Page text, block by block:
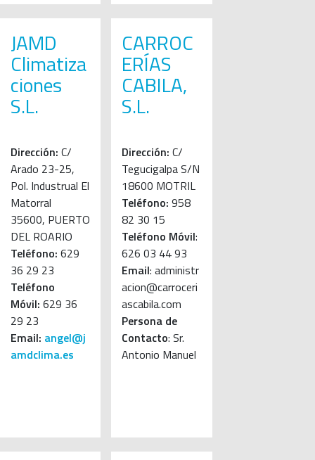
JAMD
Climatiza
ciones
S.L.
Dirección: C/
Arado 23-25,
Pol. Industrual El
Matorral
35600, PUERTO
DEL ROARIO
Teléfono: 629
36 29 23
Teléfono
Móvil: 629 36
29 23
Email: angel@j
amdclima.es
CARROC
ERÍAS
CABILA,
S.L.
Dirección: C/
Tegucigalpa S/N
18600 MOTRIL
Teléfono: 958
82 30 15
Teléfono Móvil:
626 03 44 93
Email: administr
acion@carroceri
ascabila.com
Persona de
Contacto: Sr.
Antonio Manuel